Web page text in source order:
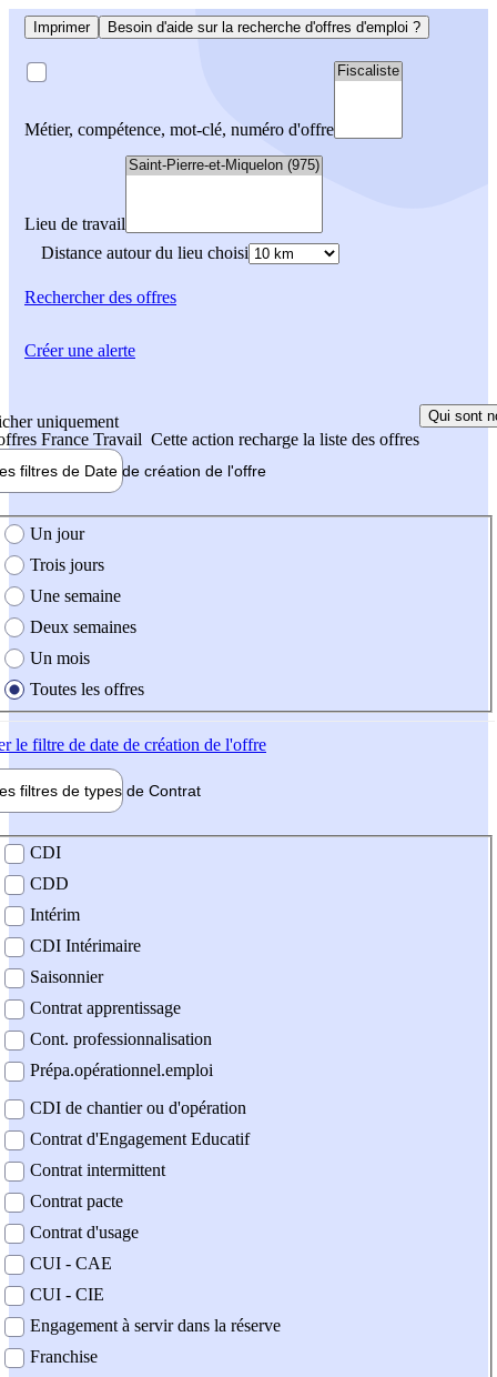
Imprimer Besoin d'aide sur la recherche d'offres d'emploi ?
Métier, compétence, mot-clé, numéro d'offre
Lieu de travail
Distance autour du lieu choisi
Rechercherdes offres
uniquement
France Travail Cette action recharge la liste des offres
Qui sont
filtres de Date de création de l'offre
création de l'offre
Un jour
Trois jours
Une semaine
Deux semaines
Un mois
Toutes les offres
le filtre de date de création de l'offre
filtres de types de Contrat
contrat
CDI
CDD
Intérim
CDI Intérimaire
Saisonnier
Contrat apprentissage
Cont. professionnalisation
Prépa.opérationnel.emploi
CDI de chantier ou d'opération
Contrat d'Engagement Educatif
Contrat intermittent
Contrat pacte
Contrat d'usage
CUI - CAE
CUI - CIE
Engagement à servir dans la réserve
Franchise
Créer une alerte